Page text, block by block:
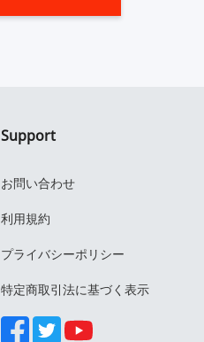
Support
お問い合わせ
利用規約
プライバシーポリシー
特定商取引法に基づく表示